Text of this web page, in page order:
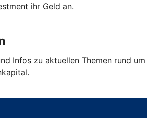
ihr Geld an.
Infos zu aktuellen Themen rund um